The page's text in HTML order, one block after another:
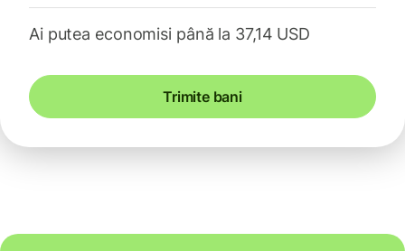
Ai putea economisi până la 37,14 USD
Trimite bani